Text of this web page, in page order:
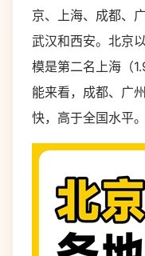
京、上海、成都、
武汉和西安。北京
模是第二名上海（
能来看，成都、广
快，高于全国水平。